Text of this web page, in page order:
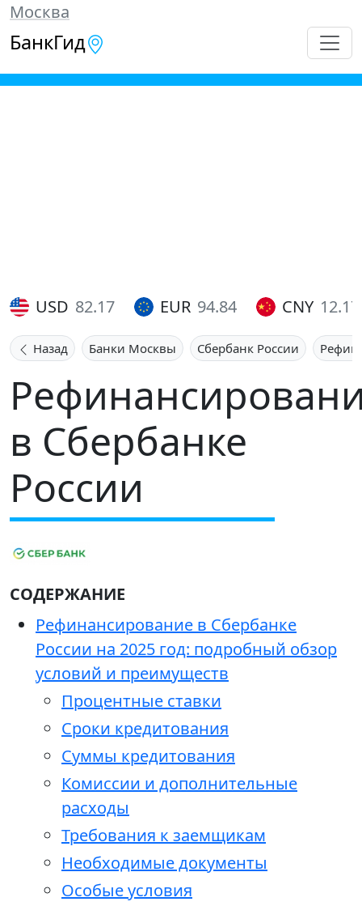
Москва
БанкГид
USD 82.17 EUR 94.84 CNY 12.17
Назад Банки Москвы Сбербанк России
в Сбербанке
России
СОДЕРЖАНИЕ
Рефинансирование в Сбербанке
России на 2025 год: подробный обзор
условий и преимуществ
Процентные ставки
Сроки кредитования
Суммы кредитования
Комиссии и дополнительные
расходы
Требования к заемщикам
Необходимые документы
Особые условия